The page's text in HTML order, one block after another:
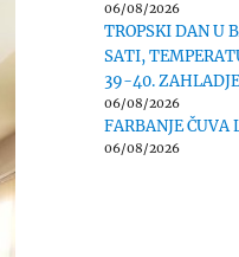
06/08/2026
TROPSKI DAN U
SATI,
39-40.
06/08/2026
FARBANJE ČUVA
06/08/2026